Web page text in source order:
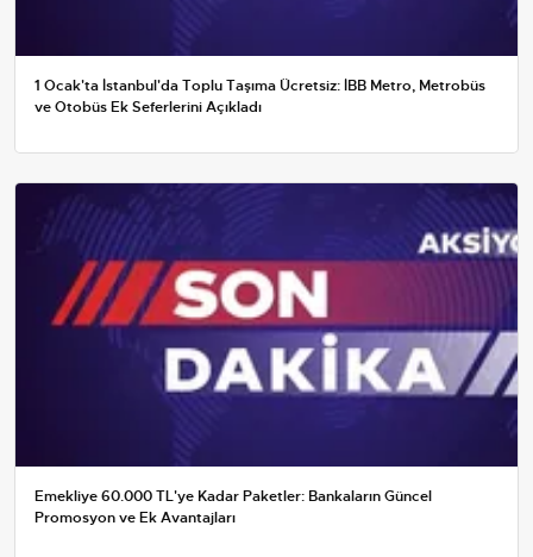
1 Ocak'ta İstanbul'da Toplu Taşıma Ücretsiz: İBB Metro, Metrobüs
ve Otobüs Ek Seferlerini Açıkladı
Emekliye 60.000 TL'ye Kadar Paketler: Bankaların Güncel
Promosyon ve Ek Avantajları